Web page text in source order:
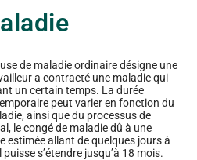
de maladie ordinaire désigne une
a contracté une maladie qui
un certain temps. La durée
peut varier en fonction du
ainsi que du processus de
le congé de maladie dû à une
estimée allant de quelques jours à
s’étendre jusqu’à 18 mois.